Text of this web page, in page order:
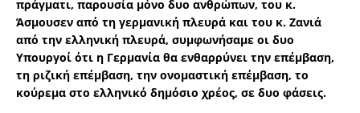
πράγματι, παρουσία μόνο δυο ανθρώπων, του κ.
Άσμουσεν από τη γερμανική πλευρά και του κ. Ζανιά
από την ελληνική πλευρά, συμφωνήσαμε οι δυο
Υπουργοί ότι η Γερμανία θα ενθαρρύνει την επέμβαση,
τη ριζική επέμβαση, την ονομαστική επέμβαση, το
κούρεμα στο ελληνικό δημόσιο χρέος, σε δυο φάσεις.